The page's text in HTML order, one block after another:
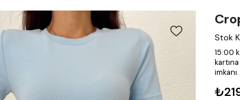
Stok
15:00
imkanı.